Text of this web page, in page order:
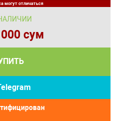
могут отличаться
сум